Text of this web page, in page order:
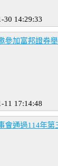
30 14:29:33
參加富邦證券
11 17:14:48
會通過114年第